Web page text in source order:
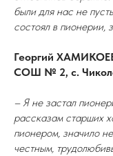
были для нас не
состоял в пионерии,
Георгий
СОШ № 2, с.
– Я не застал
рассказам старших
пионером, значило
честным,